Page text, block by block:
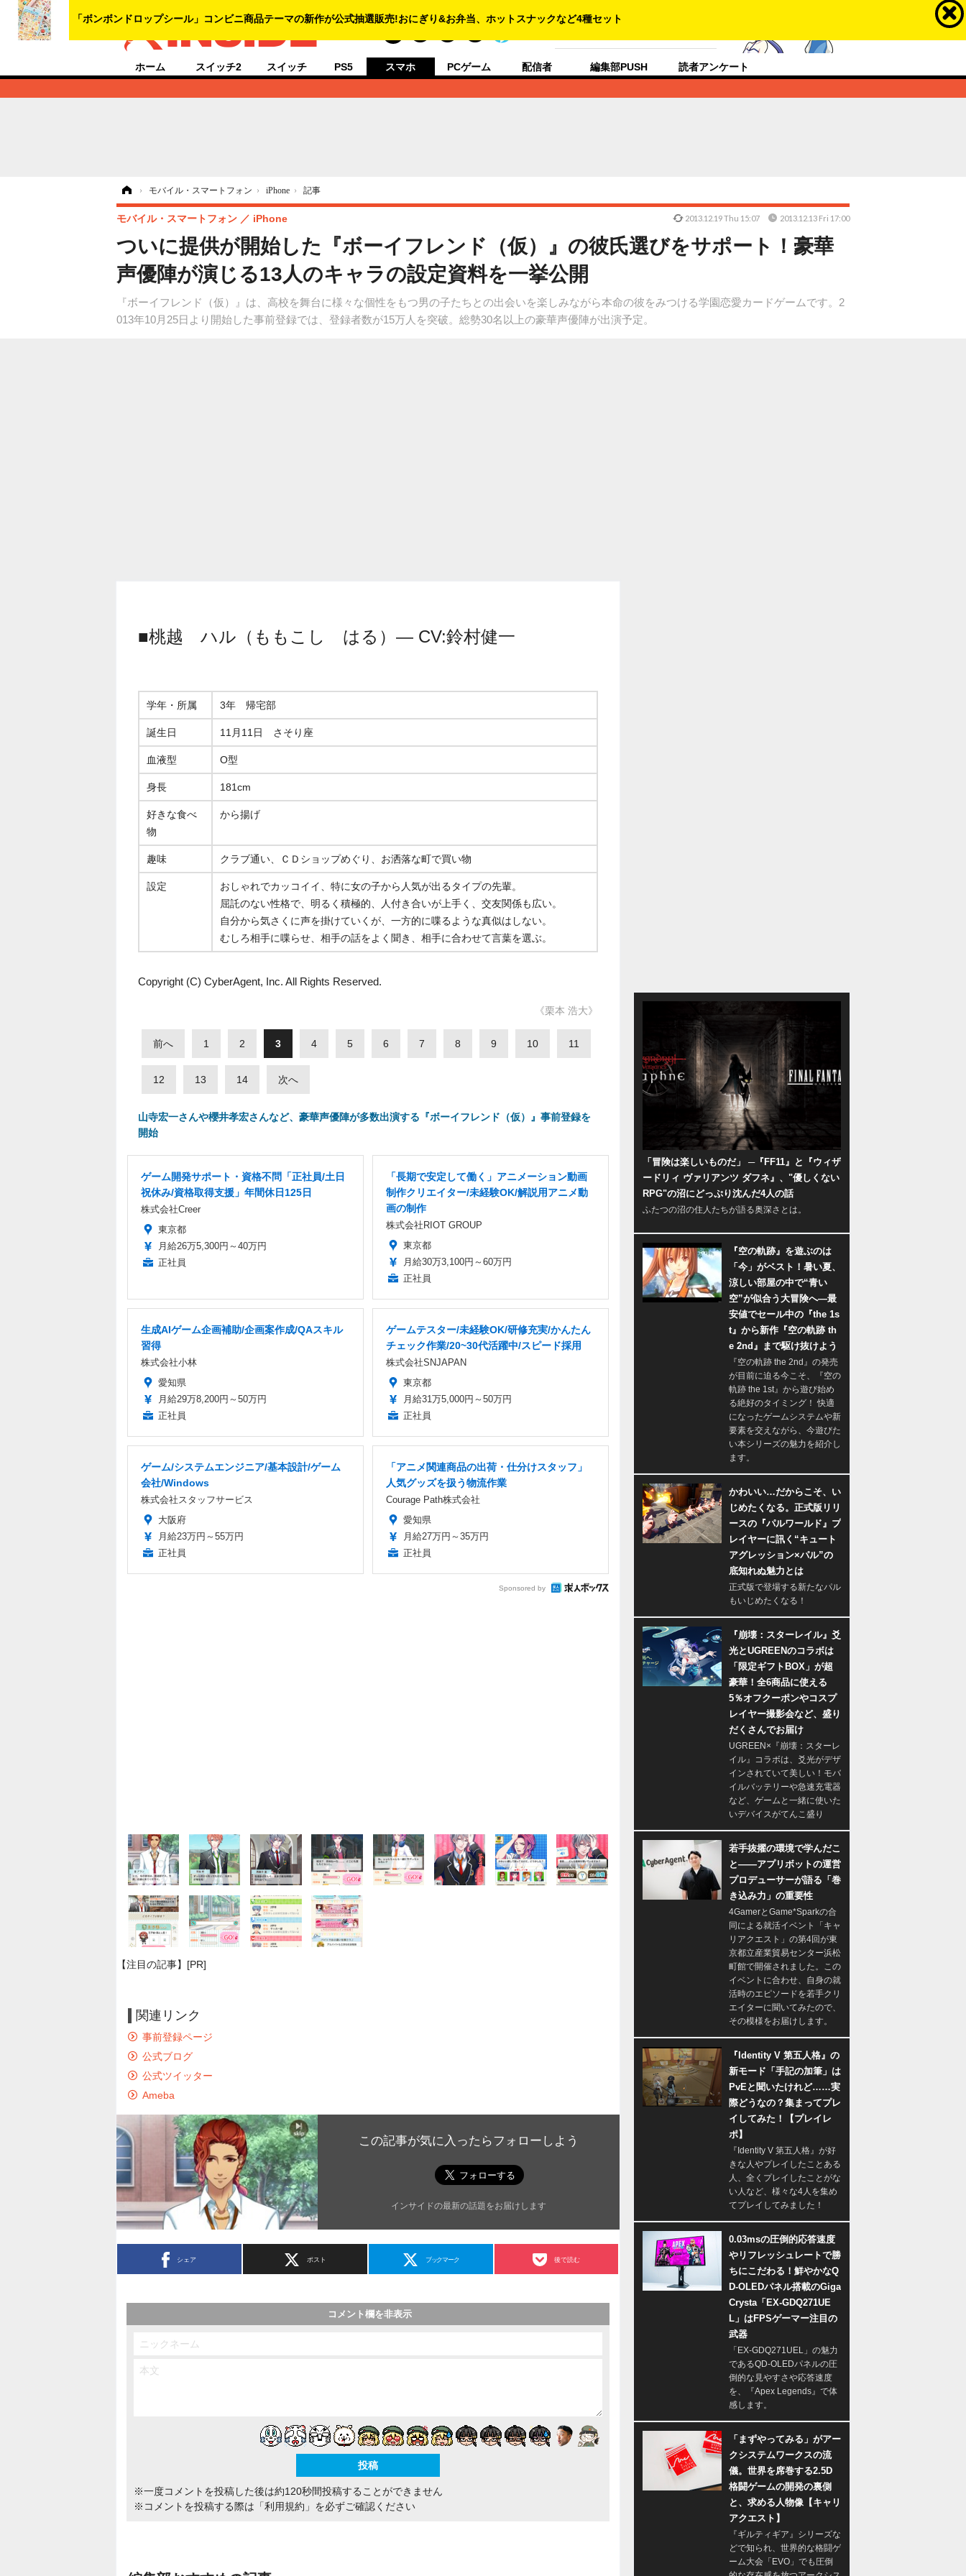
人生にゲームをプラスするメディア
ホーム スイッチ2 スイッチ PS5 スマホ PCゲーム 配信者 編集部PUSH 読者アンケート
› モバイル・スマートフォン › iPhone › 記事
ついに提供が開始した『ボーイフレンド（仮）』の彼氏選びをサポート！豪華
声優陣が演じる13人のキャラの設定資料を一挙公開
『ボーイフレンド（仮）』は、高校を舞台に様々な個性をもつ男の子たちとの出会いを楽しみながら本命の彼をみつける学園恋愛カードゲームです。2
013年10月25日より開始した事前登録では、登録者数が15万人を突破。総勢30名以上の豪華声優陣が出演予定。
モバイル・スマートフォン iPhone 2013.12.19 Thu 15:07 2013.12.13 Fri 17:00
■桃越 ハル（ももこし はる）― CV:鈴村健一
学年・所属 3年 帰宅部
誕生日 11月11日 さそり座
血液型 O型
身長 181cm
好きな食べ
物
から揚げ
趣味 クラブ通い、ＣＤショップめぐり、お洒落な町で買い物
設定
おしゃれでカッコイイ、特に女の子から人気が出るタイプの先輩。
屈託のない性格で、明るく積極的、人付き合いが上手く、交友関係も広い。
自分から気さくに声を掛けていくが、一方的に喋るような真似はしない。
むしろ相手に喋らせ、相手の話をよく聞き、相手に合わせて言葉を選ぶ。
Copyright (C) CyberAgent, Inc. All Rights Reserved.
《栗本 浩大》
前へ 1 2 3 4 5 6 7 8 9 10 11
12 13 14 次へ
山寺宏一さんや櫻井孝宏さんなど、豪華声優陣が多数出演する『ボーイフレンド（仮）』事前登録を
開始
ゲーム開発サポート・資格不問「正社員/土日
祝休み/資格取得支援」年間休日125日
株式会社Creer
東京都
月給26万5,300円～40万円
正社員
「長期で安定して働く」アニメーション動画
制作クリエイター/未経験OK/解説用アニメ動
画の制作
株式会社RIOT GROUP
東京都
月給30万3,100円～60万円
正社員
生成AIゲーム企画補助/企画案作成/QAスキル
習得
株式会社小林
愛知県
月給29万8,200円～50万円
正社員
ゲームテスター/未経験OK/研修充実/かんたん
チェック作業/20~30代活躍中/スピード採用
株式会社SNJAPAN
東京都
月給31万5,000円～50万円
正社員
ゲーム/システムエンジニア/基本設計/ゲーム
会社/Windows
株式会社スタッフサービス
大阪府
月給23万円～55万円
正社員
「アニメ関連商品の出荷・仕分けスタッフ」
人気グッズを扱う物流作業
Courage Path株式会社
愛知県
月給27万円～35万円
正社員
Sponsored by
【注目の記事】[PR]
関連リンク
事前登録ページ
公式ブログ
公式ツイッター
Ameba
この記事が気に入ったらフォローしよう
インサイドの最新の話題をお届けします
シェア ポスト ブックマーク 後で読む
コメント欄を非表示
※一度コメントを投稿した後は約120秒間投稿することができません
※コメントを投稿する際は 「利用規約」 を必ずご確認ください
「冒険は楽しいものだ」 ─『FF11』と『ウィザ
ードリィ ヴァリアンツ ダフネ』、"優しくない
RPG"の沼にどっぷり沈んだ4人の話
ふたつの沼の住人たちが語る奥深さとは。
『空の軌跡』を遊ぶのは
「今」がベスト！暑い夏、
涼しい部屋の中で“青い
空”が似合う大冒険へ―最
安値でセール中の『the 1s
t』から新作『空の軌跡 th
e 2nd』まで駆け抜けよう
『空の軌跡 the 2nd』の発売
が目前に迫る今こそ、『空の
軌跡 the 1st』から遊び始め
る絶好のタイミング！ 快適
になったゲームシステムや新
要素を交えながら、今遊びた
い本シリーズの魅力を紹介し
ます。
かわいい…だからこそ、い
じめたくなる。正式版リリ
ースの『パルワールド』プ
レイヤーに訊く“キュート
アグレッション×パル”の
底知れぬ魅力とは
正式版で登場する新たなパル
もいじめたくなる！
『崩壊：スターレイル』爻
光とUGREENのコラボは
「限定ギフトBOX」が超
豪華！全6商品に使える
5％オフクーポンやコスプ
レイヤー撮影会など、盛り
だくさんでお届け
UGREEN×『崩壊：スターレ
イル』コラボは、爻光がデザ
インされていて美しい！モバ
イルバッテリーや急速充電器
など、ゲームと一緒に使いた
いデバイスがてんこ盛り
若手抜擢の環境で学んだこ
と――アプリボットの運営
プロデューサーが語る「巻
き込み力」の重要性
4GamerとGame*Sparkの合
同による就活イベント「キャ
リアクエスト」の第4回が東
京都立産業貿易センター浜松
町館で開催されました。この
イベントに合わせ、自身の就
活時のエピソードを若手クリ
エイターに聞いてみたので、
その模様をお届けします。
『Identity V 第五人格』の
新モード「手記の加筆」は
PvEと聞いたけれど……実
際どうなの？集まってプレ
イしてみた！【プレイレ
ポ】
『Identity V 第五人格』が好
きな人やプレイしたことある
人、全くプレイしたことがな
い人など、様々な4人を集め
てプレイしてみました！
0.03msの圧倒的応答速度
やリフレッシュレートで勝
ちにこだわる！鮮やかなQ
D-OLEDパネル搭載のGiga
Crysta「EX-GDQ271UE
L」はFPSゲーマー注目の
武器
「EX-GDQ271UEL」の魅力
であるQD-OLEDパネルの圧
倒的な見やすさや応答速度
を、『Apex Legends』で体
感します。
「まずやってみる」がアー
クシステムワークスの流
儀。世界を席巻する2.5D
格闘ゲームの開発の裏側
と、求める人物像【キャリ
アクエスト】
『ギルティギア』シリーズな
どで知られ、世界的な格闘ゲ
ーム大会「EVO」でも圧倒